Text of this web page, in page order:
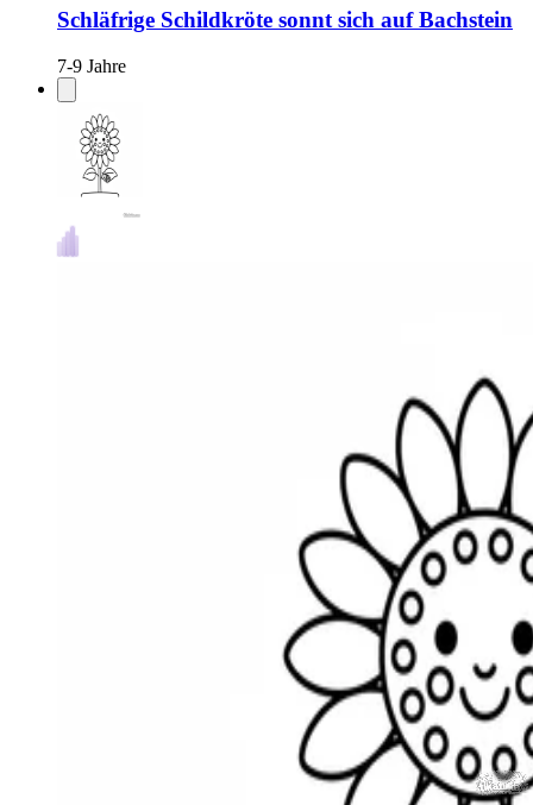
Schläfrige Schildkröte sonnt sich auf Bachstein
7-9 Jahre